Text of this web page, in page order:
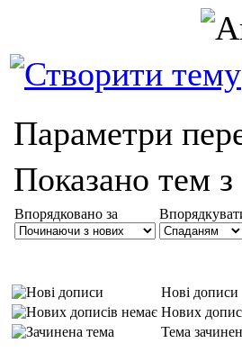
Параметри
Показано тем
Впорядковано за
Нові дописи
Нових
Тема